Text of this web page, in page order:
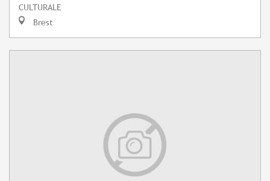
CULTURALE
Brest